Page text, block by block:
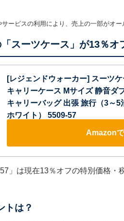
ービスの利用により、売上の一部がオー
スーツケース」が13％オ
[レジェンドウォーカー] スーツ
キャリーケース Mサイズ 静音ダ
キャリーバッグ 出張 旅行（3～
ホワイト） 5509-57
Amazon
」は現在13％オフの特別価格・
トは？